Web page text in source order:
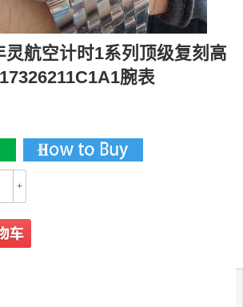
灵航空计时1系列顶级复刻高
腕表
+